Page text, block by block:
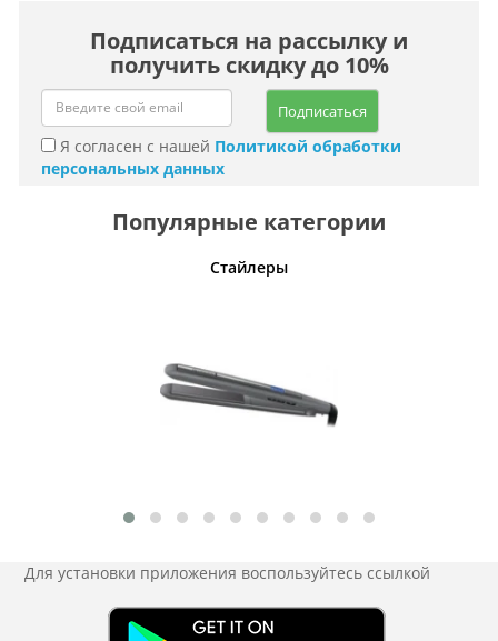
Подписаться на рассылку и
получить скидку до 10%
Подписаться
Я согласен с нашей Политикой обработки
персональных данных
Популярные категории
Стайлеры
Для установки приложения воспользуйтесь ссылкой